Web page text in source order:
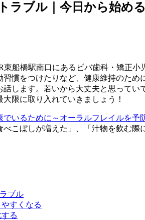
ラブル｜今日から始め
東船橋駅南口にあるビバ歯科・矯正
習慣をつけたりなど、健康維持のた
話します。若いから大丈夫と思って
限に取り入れていきましょう！
でいるために～オーラルフレイルを予
こぼしが増えた」、「汁物を飲む
ブル
すくなる
る